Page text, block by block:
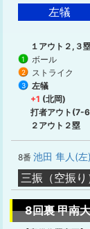
左犠
１アウト２,３
1 ボール
2 ストライク
3
左犠
+1 (北岡)
打者アウト(7-
２アウト２塁
8番 池田 隼人(左)
三振（空振り
8回裏 甲南大